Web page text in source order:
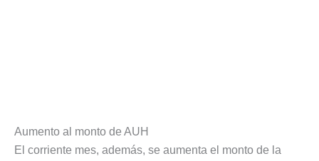
Aumento al monto de AUH
El corriente mes, además, se aumenta el monto de la